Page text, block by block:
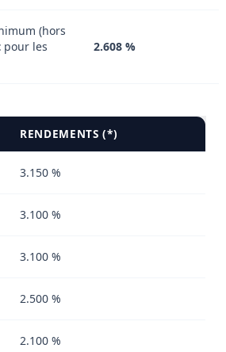
(hors
pour les
2.608 %
RENDEMENTS (*)
3.150 %
3.100 %
3.100 %
2.500 %
2.100 %